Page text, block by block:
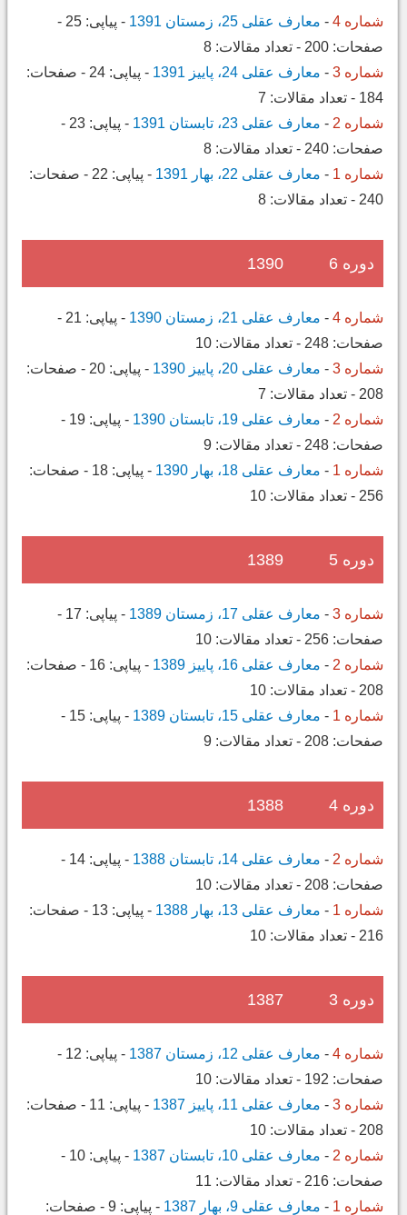
شماره 4 - معارف عقلی 25، زمستان 1391 - پیاپی: 25
-
صفحات: 200
- تعداد مقالات: 8
شماره 3
- معارف عقلی 24، پاییز 1391 - پیاپی: 24
- صفحات:
184
- تعداد مقالات: 7
شماره 2
- معارف عقلی 23، تابستان 1391 - پیاپی: 23
-
صفحات: 240
- تعداد مقالات: 8
شماره 1
- معارف عقلی 22، بهار 1391 - پیاپی: 22
- صفحات:
240
- تعداد مقالات: 8
دوره 6 1390
شماره 4 - معارف عقلی 21، زمستان 1390 - پیاپی: 21
-
صفحات: 248
- تعداد مقالات: 10
شماره 3
- معارف عقلی 20، پاییز 1390 - پیاپی: 20
- صفحات:
208
- تعداد مقالات: 7
شماره 2
- معارف عقلی 19، تابستان 1390 - پیاپی: 19
-
صفحات: 248
- تعداد مقالات: 9
شماره 1
- معارف عقلی 18، بهار 1390 - پیاپی: 18
- صفحات:
256
- تعداد مقالات: 10
دوره 5 1389
شماره 3 - معارف عقلی 17، زمستان 1389 - پیاپی: 17
-
صفحات: 256
- تعداد مقالات: 10
شماره 2
- معارف عقلی 16، پاییز 1389 - پیاپی: 16
- صفحات:
208
- تعداد مقالات: 10
شماره 1
- معارف عقلی 15، تابستان 1389 - پیاپی: 15
-
صفحات: 208
- تعداد مقالات: 9
دوره 4 1388
شماره 2 - معارف عقلی 14، تابستان 1388 - پیاپی: 14
-
صفحات: 208
- تعداد مقالات: 10
شماره 1
- معارف عقلی 13، بهار 1388 - پیاپی: 13
- صفحات:
216
- تعداد مقالات: 10
دوره 3 1387
شماره 4 - معارف عقلی 12، زمستان 1387 - پیاپی: 12
-
صفحات: 192
- تعداد مقالات: 10
شماره 3
- معارف عقلی 11، پاییز 1387 - پیاپی: 11
- صفحات:
208
- تعداد مقالات: 10
شماره 2
- معارف عقلی 10، تابستان 1387 - پیاپی: 10
-
صفحات: 216
- تعداد مقالات: 11
شماره 1
- معارف عقلی 9، بهار 1387 - پیاپی: 9
- صفحات: